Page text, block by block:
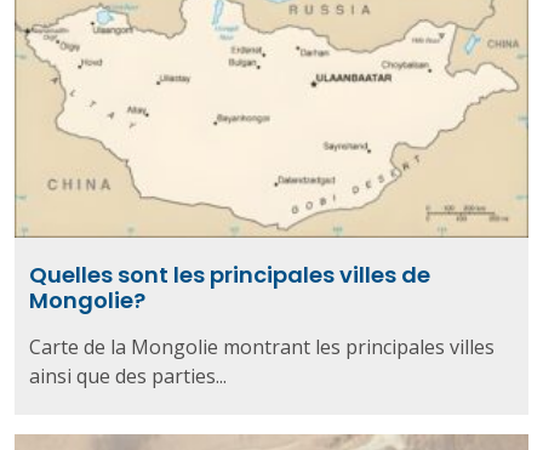
Quelles sont les principales villes de
Mongolie?
Carte de la Mongolie montrant les principales villes
ainsi que des parties...